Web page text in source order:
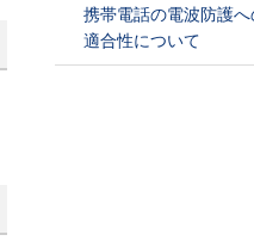
携帯電話の電波防護へ
適合性について